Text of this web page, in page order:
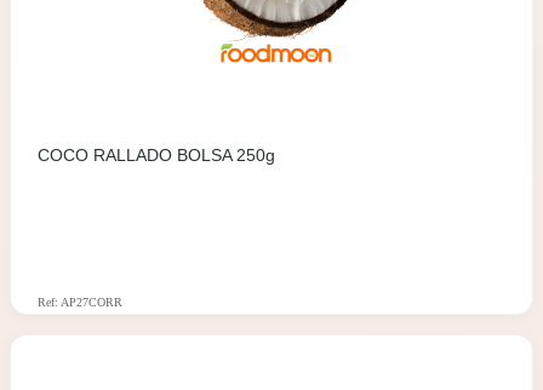
COCO RALLADO BOLSA 250g
Ref: AP27CORR